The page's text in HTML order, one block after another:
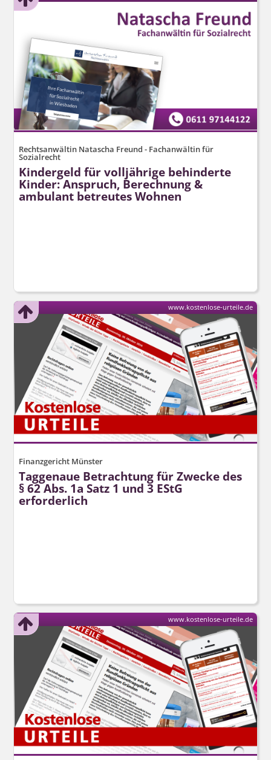
Rechtsanwältin Natascha Freund - Fachanwältin für
Sozialrecht
Kindergeld für volljährige behinderte
Kinder: Anspruch, Berechnung &
ambulant betreutes Wohnen
Finanzgericht Münster
Taggenaue Betrachtung für Zwecke des
§ 62 Abs. 1a Satz 1 und 3 EStG
erforderlich
www.kostenlose-urteile.de
www.kostenlose-urteile.de